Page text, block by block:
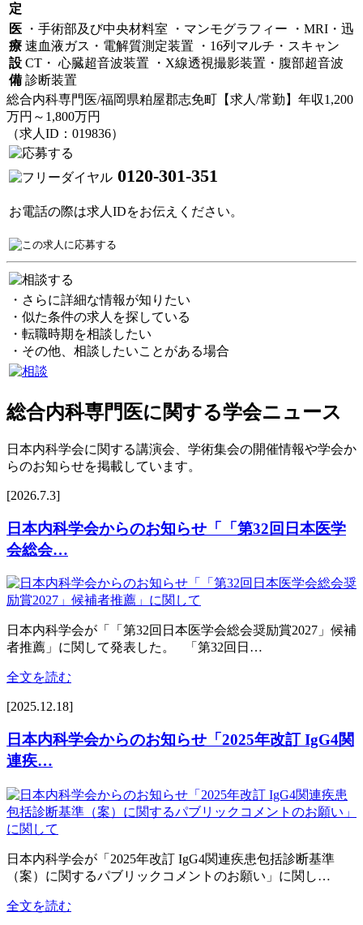
定
医
療
設
備
・手術部及び中央材料室 ・マンモグラフィー ・MRI・迅
速血液ガス・電解質測定装置 ・16列マルチ・スキャン
CT・ 心臓超音波装置 ・X線透視撮影装置・腹部超音波
診断装置
総合内科専門医/福岡県粕屋郡志免町【求人/常勤】年収1,200
万円～1,800万円
（求人ID：019836）
0120-301-351
お電話の際は求人IDをお伝えください。
・さらに詳細な情報が知りたい
・似た条件の求人を探している
・転職時期を相談したい
・その他、相談したいことがある場合
総合内科専門医に関する学会ニュース
日本内科学会に関する講演会、学術集会の開催情報や学会か
らのお知らせを掲載しています。
[2026.7.3]
日本内科学会からのお知らせ「「第32回日本医学
会総会…
日本内科学会が「「第32回日本医学会総会奨励賞2027」候補
者推薦」に関して発表した。 「第32回日…
全文を読む
[2025.12.18]
日本内科学会からのお知らせ「2025年改訂 IgG4関
連疾…
日本内科学会が「2025年改訂 IgG4関連疾患包括診断基準
（案）に関するパブリックコメントのお願い」に関し…
全文を読む